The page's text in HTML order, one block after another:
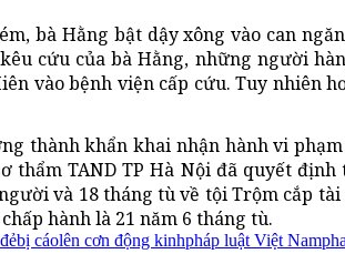
bà Hằng bật dậy xông vào can
cứu của bà Hằng, những người
vào bệnh viện cấp cứu. Tuy nhiên
thành khẩn khai nhận hành vi
thẩm TAND TP Hà Nội đã quyết
và 18 tháng tù về tội Trộm cắp
hành là 21 năm 6 tháng tù.
bị cáolên cơn động kinhpháp luật Việt Nam